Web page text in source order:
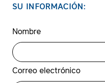
SU INFORMACIÓN:
Nombre
Correo electrónico